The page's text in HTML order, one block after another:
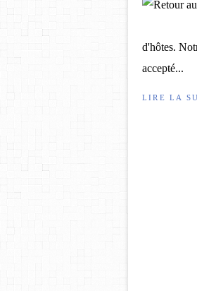
d'hôtes.
accepté...
LIRE LA